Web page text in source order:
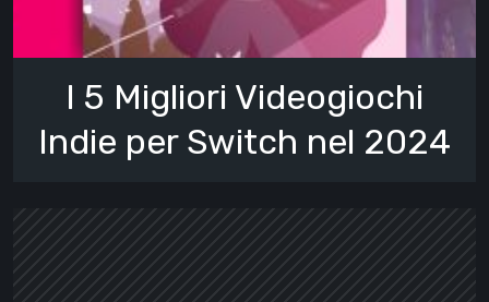
I 5 Migliori Videogiochi
Indie per Switch nel 2024